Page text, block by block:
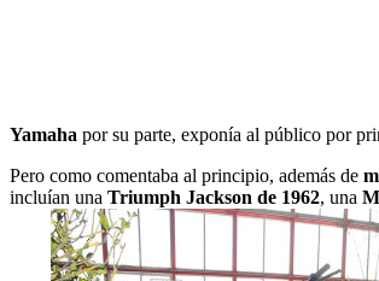
Yamaha por su parte, exponía al público por
Pero como comentaba al principio, además de
incluían una Triumph Jackson de 1962, una